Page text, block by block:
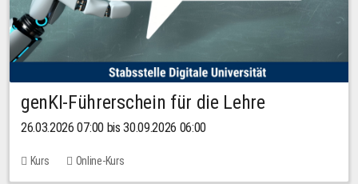
genKI-Führerschein für die Lehre
26.03.2026 07:00 bis 30.09.2026 06:00
Kurs Online-Kurs